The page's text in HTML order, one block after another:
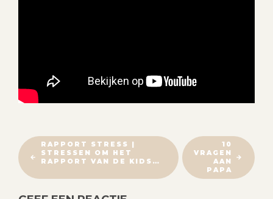
B
E
R
RAPPORT STRESS |
STRESSEN OM HET
RAPPORT VAN DE KIDS…
10
VRAGEN
AAN
PAPA